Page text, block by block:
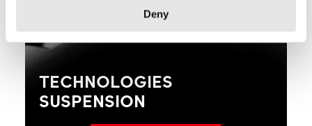
Deny
TECHNOLOGIES
SUSPENSION